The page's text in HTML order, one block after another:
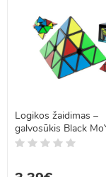
Logikos žaidimas –
galvosūkis Black
Pyraminx